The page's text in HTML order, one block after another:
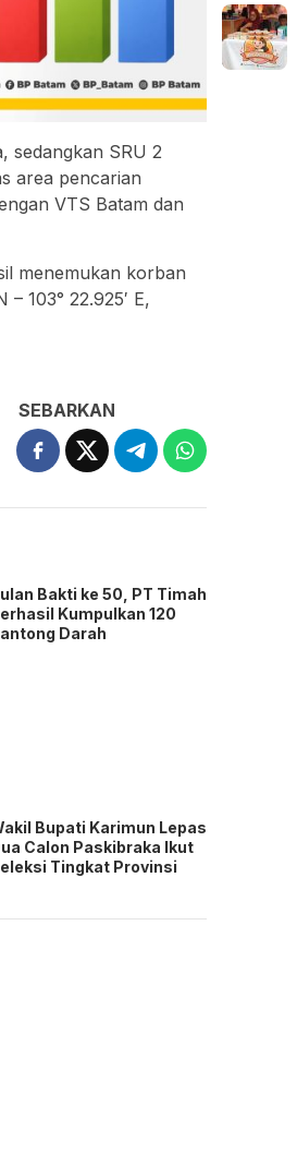
sedangkan SRU 2
area pencarian
VTS Batam dan
menemukan korban
103° 22.925′ E,
SEBARKAN
Bakti ke 50, PT Timah
Kumpulkan 120
Darah
Bupati Karimun Lepas
Calon Paskibraka Ikut
Tingkat Provinsi